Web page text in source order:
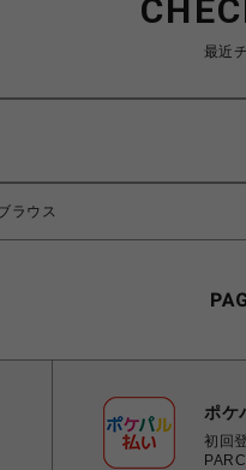
最近
ラウス
ポケ
初回